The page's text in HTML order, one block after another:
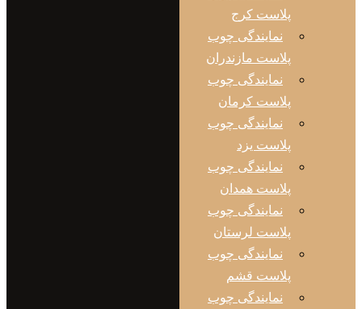
پلاست کرج
نمایندگی چوب
پلاست مازندران
نمایندگی چوب
پلاست کرمان
نمایندگی چوب
نمایندگی چوب
پلاست همدان
نمایندگی چوب
پلاست لرستان
نمایندگی چوب
پلاست قشم
نمایندگی چوب